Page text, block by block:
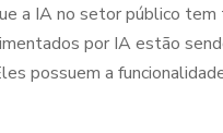
a IA no setor público tem
por IA estão
possuem a